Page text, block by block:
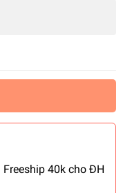
40k cho ĐH